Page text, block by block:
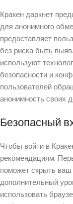
Кракен даркнет
для анонимного
предоставляет
без риска быть
используют
безопасности и
пользователей
анонимность своих
Безопасный
Чтобы войти в
рекомендациям.
поможет скрыть
дополнительный
использовать